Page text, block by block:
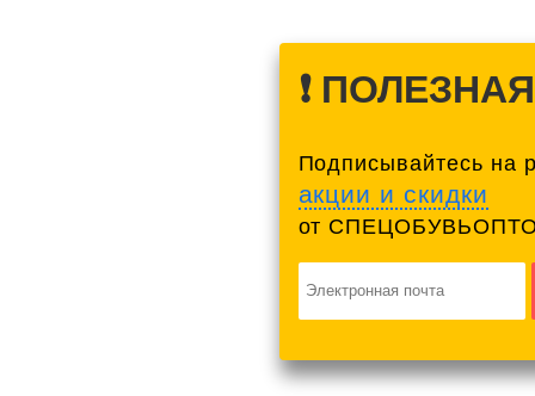
❗️
Подписывайтесь на
акции и скидки
от